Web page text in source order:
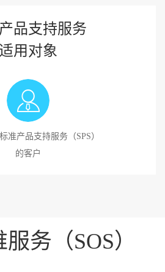
品支持服务
适用对象
准产品支持服务（SPS）
的客户
务（SOS）